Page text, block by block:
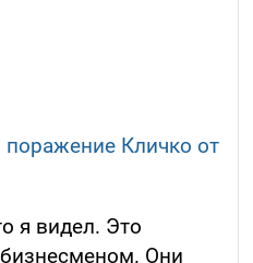
поражение Кличко от
я видел. Это
бизнесменом. Они